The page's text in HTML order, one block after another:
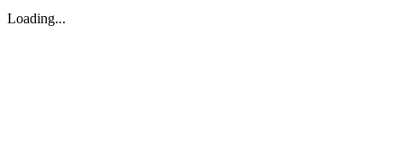
Loading...